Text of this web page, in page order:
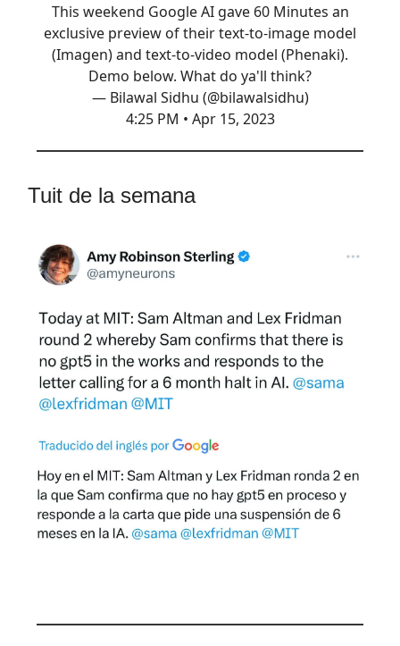
This weekend Google AI gave 60 Minutes an
exclusive preview of their text-to-image model
(Imagen) and text-to-video model (Phenaki).
Demo below. What do ya'll think?
— Bilawal Sidhu (@bilawalsidhu)
4:25 PM • Apr 15, 2023
Tuit de la semana